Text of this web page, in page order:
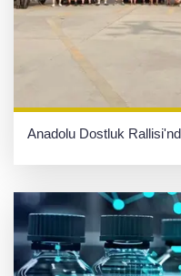
Anadolu Dostluk